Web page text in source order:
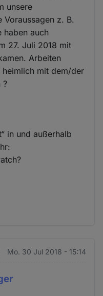
unsere
z. B.
haben auch
27. Juli 2018 mit
Arbeiten
heimlich mit dem/der
?
in und außerhalb
Mo. 30 Jul 2018 - 15:14